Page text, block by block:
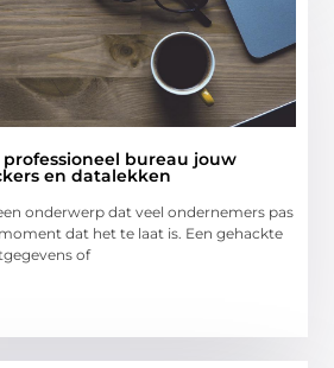
bureau jouw
en datalekken
onderwerp dat veel ondernemers pas
dat het te laat is. Een gehackte
of